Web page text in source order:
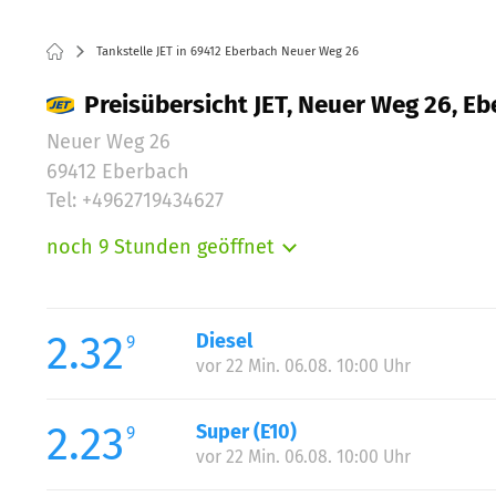
Tankstelle JET in 69412 Eberbach Neuer Weg 26
Preisübersicht JET, Neuer Weg 26,
Neuer Weg 26
69412 Eberbach
Tel: +4962719434627
noch 9 Stunden geöffnet
Mittwoch:
Donnerstag:
Samstag:
Sonntag:
2.32 9 Diesel
vor 22 Min. 06.08. 10:00 Uhr
2.23 9 Super (E10)
vor 22 Min. 06.08. 10:00 Uhr